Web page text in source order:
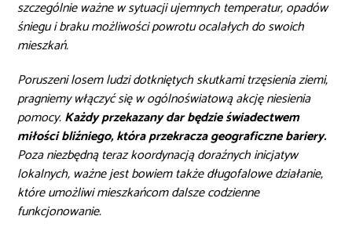
szczególnie ważne w sytuacji ujemnych temperatur, opadów
śniegu i braku możliwości powrotu ocalałych do swoich
mieszkań.
Poruszeni losem ludzi dotkniętych skutkami trzęsienia ziemi,
pragniemy włączyć się w ogólnoświatową akcję niesienia
pomocy.Każdy przekazany dar będzie świadectwem
miłości bliźniego, która przekracza geograficzne bariery.
Poza niezbędną teraz koordynacją doraźnych inicjatyw
lokalnych, ważne jest bowiem także długofalowe działanie,
które umożliwi mieszkańcom dalsze codzienne
funkcjonowanie.